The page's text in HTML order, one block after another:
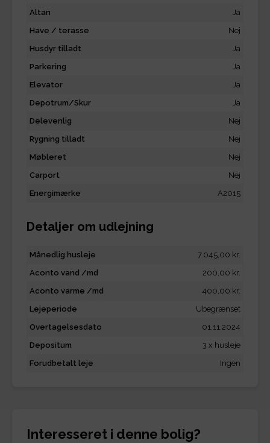
Altan
Ja
Have / terasse
Nej
Husdyr tilladt
Ja
Parkering
Ja
Elevator
Ja
Depotrum/Skur
Ja
Delevenlig
Nej
Rygning tilladt
Nej
Møbleret
Nej
Carport
Nej
Energimærke
A2015
Detaljer om udlejning
Månedlig husleje
7.045,00 kr.
Aconto vand /md
200,00 kr.
Aconto varme /md
400,00 kr.
Lejeperiode
Ubegrænset
Overtagelsesdato
01.11.2024
Depositum
3 x husleje
Forudbetalt leje
Ingen
Interesseret i denne bolig?